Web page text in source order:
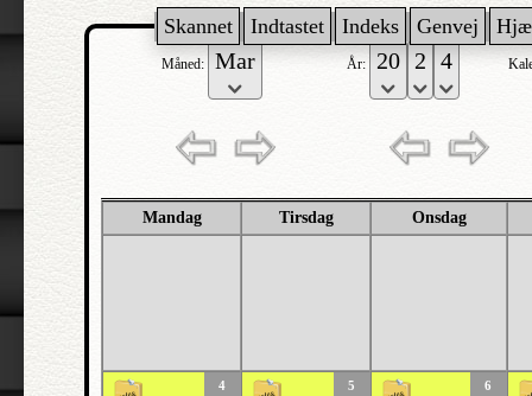
Skannet Indtastet Indeks Genvej
Måned: År:
Mandag Tirsdag Onsdag
4 5 6